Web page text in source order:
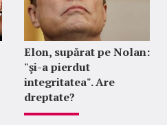
Elon, supărat pe Nolan:
"şi-a pierdut
integritatea". Are
dreptate?